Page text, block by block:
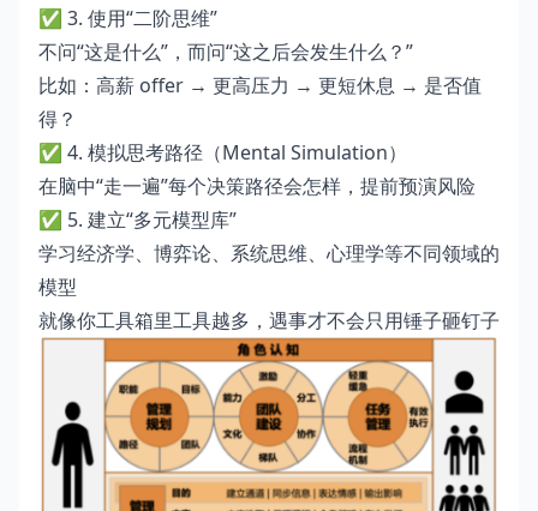
✅ 3. 使用“二阶思维”
不问“这是什么”，而问“这之后会发生什么？”
比如：高薪 offer → 更高压力 → 更短休息 → 是否值
得？
✅ 4. 模拟思考路径（Mental Simulation）
在脑中“走一遍”每个决策路径会怎样，提前预演风险
✅ 5. 建立“多元模型库”
学习经济学、博弈论、系统思维、心理学等不同领域的
模型
就像你工具箱里工具越多，遇事才不会只用锤子砸钉子